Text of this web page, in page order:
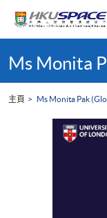
content
startMs Monita
主頁 Ms Monita Pak